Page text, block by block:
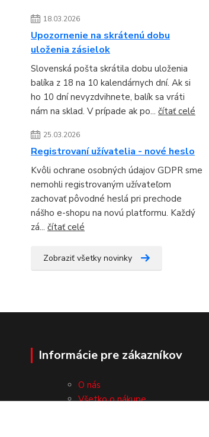
18.03.2026
Upozornenie na skrátenú dobu
uloženia zásielok
Slovenská pošta skrátila dobu uloženia
balíka z 18 na 10 kalendárnych dní. Ak si
ho 10 dní nevyzdvihnete, balík sa vráti
nám na sklad. V prípade ak po... čítať celé
25.03.2026
Registrovaní užívatelia - nové heslo
Kvôli ochrane osobných údajov GDPR sme
nemohli registrovaným užívateľom
zachovať pôvodné heslá pri prechode
nášho e-shopu na novú platformu. Každý
zá... čítať celé
Zobraziť všetky novinky
Informácie pre zákazníkov
O nás
Všetko o nákupe